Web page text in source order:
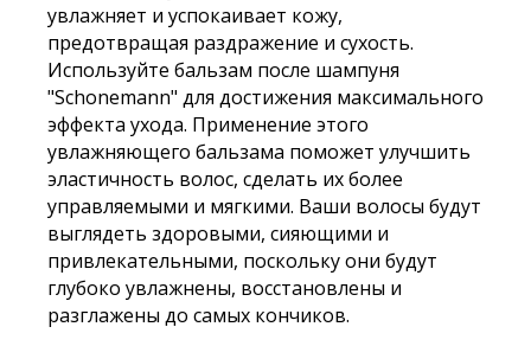
увлажняет и успокаивает кожу,
предотвращая раздражение и сухость.
Используйте бальзам после шампуня
"Schonemann" для достижения максимального
эффекта ухода. Применение этого
увлажняющего бальзама поможет улучшить
эластичность волос, сделать их более
управляемыми и мягкими. Ваши волосы будут
выглядеть здоровыми, сияющими и
привлекательными, поскольку они будут
глубоко увлажнены, восстановлены и
разглажены до самых кончиков.